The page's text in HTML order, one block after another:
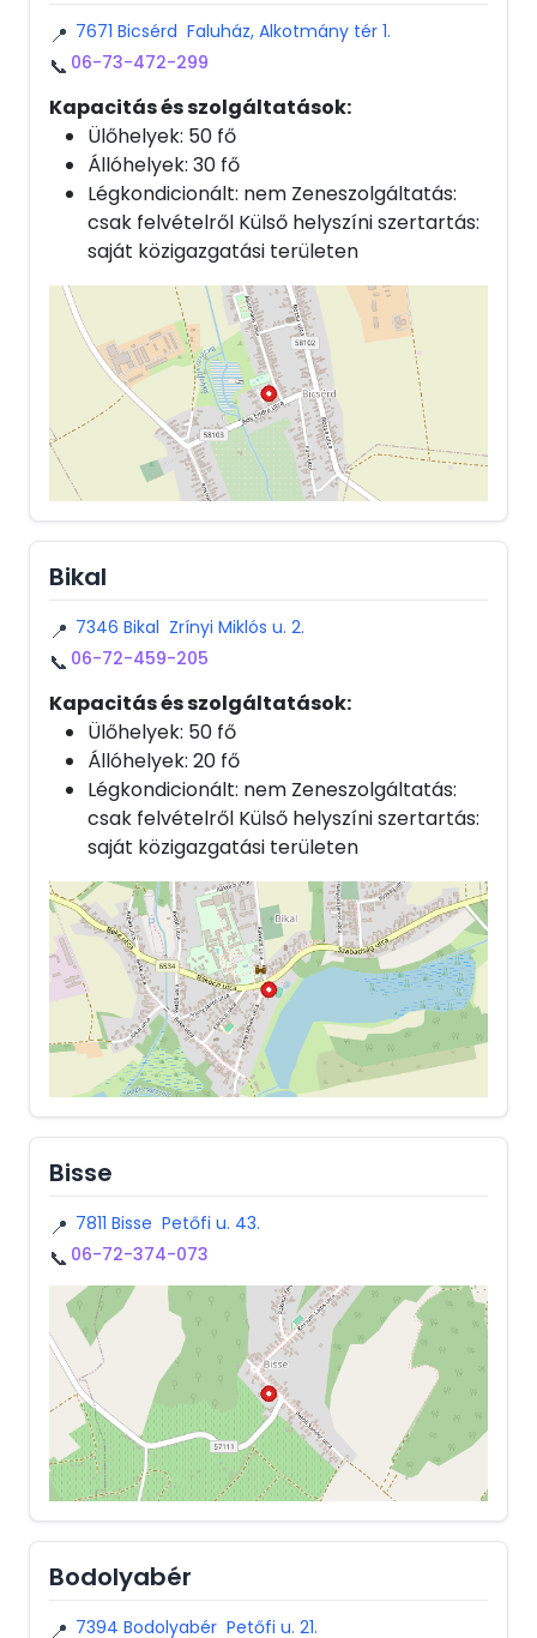
📍 7671 Bicsérd Faluház, Alkotmány tér 1.
📞 06-73-472-299
Kapacitás és szolgáltatások:
Ülőhelyek: 50 fő
Állóhelyek: 30 fő
Légkondicionált: nem Zeneszolgáltatás:
csak felvételről Külső helyszíni szertartás:
saját közigazgatási területen
Bikal
📍 7346 Bikal Zrínyi Miklós u. 2.
📞 06-72-459-205
Kapacitás és szolgáltatások:
Ülőhelyek: 50 fő
Állóhelyek: 20 fő
Légkondicionált: nem Zeneszolgáltatás:
csak felvételről Külső helyszíni szertartás:
saját közigazgatási területen
Bisse
📍 7811 Bisse Petőfi u. 43.
📞 06-72-374-073
Bodolyabér
📍 7394 Bodolyabér Petőfi u. 21.